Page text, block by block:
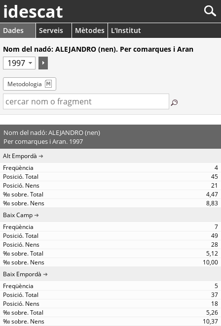
idescat
Dades Serveis Mètodes
L'Institut
Nom del nadó: ALEJANDRO (nen). Per comarques i Aran
Metodologia
Nom del nadó: ALEJANDRO (nen)
Per comarques i Aran. 1997
Alt Empordà
4
45
21
4,47
8,83
Baix Camp
7
49
28
5,12
10,00
Baix Empordà
5
37
18
5,26
10,37